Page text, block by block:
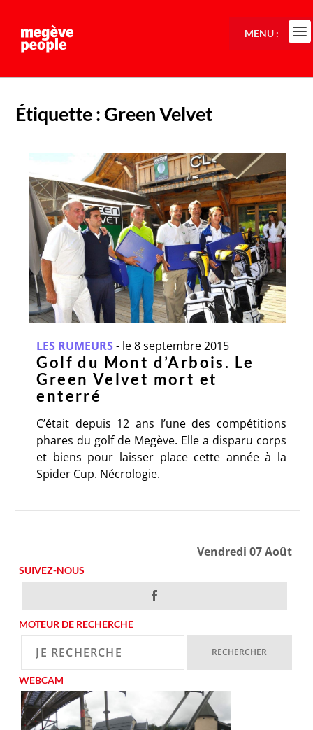
Étiquette :Green Velvet
LES RUMEURS- le 8 septembre 2015
Golf du Mont d’Arbois. Le
Green Velvet mort et
enterré
C’était depuis 12 ans l’une des compétitions
phares du golf de Megève. Elle a disparu corps
et biens pour laisser place cette année à la
Spider Cup. Nécrologie.
Vendredi 07 Août
SUIVEZ-NOUS
MOTEUR DE RECHERCHE
WEBCAM
MENU :